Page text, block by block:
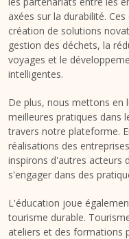
axées sur la durabilité.
création de solutions
gestion des déchets, la
voyages et le
intelligentes.
De plus, nous mettons en
meilleures pratiques dans
travers notre plateforme.
réalisations des
inspirons d'autres acteurs
s'engager dans des
L'éducation joue
tourisme durable.
ateliers et des formations